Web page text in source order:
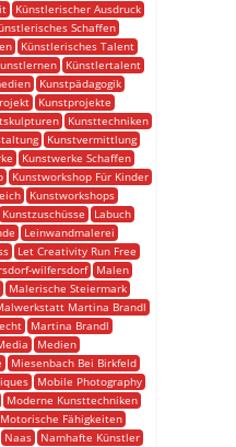
Künstlerischer Ausdruck
Schaffen
Künstlerisches Talent
Künstlertalent
Kunstpädagogik
Kunstprojekte
Kunsttechniken
Kunstvermittlung
Kunstwerke Schaffen
Kunstworkshop Für Kinder
Kunstworkshops
Kunstzuschüsse
Labuch
Leinwandmalerei
Let Creativity Run Free
wilfersdorf
Malen
Malerische Steiermark
Martina Brandl
Martina Brandl
Medien
Miesenbach Bei Birkfeld
Mobile Photography
Moderne Kunsttechniken
Motorische Fähigkeiten
Naas
Namhafte Künstler